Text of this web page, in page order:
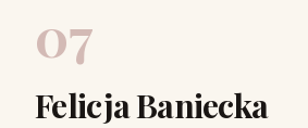
07
Felicja Baniecka